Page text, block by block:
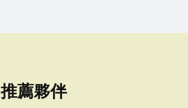
推薦夥伴